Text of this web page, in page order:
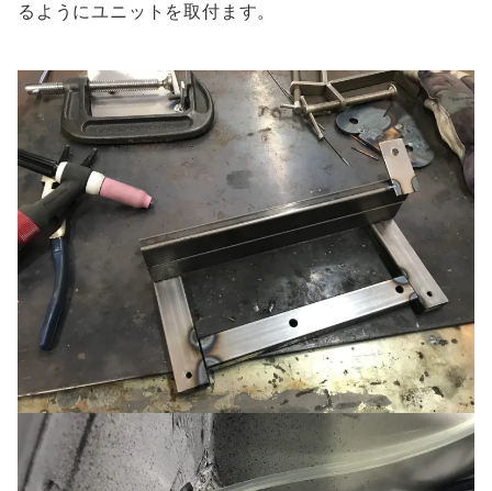
るようにユニットを取付ます。